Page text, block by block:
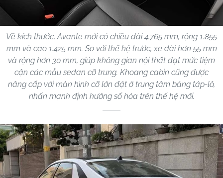
Về kích thước, Avante mới có chiều dài 4.765 mm, rộng 1.855
mm và cao 1.425 mm. So với thế hệ trước, xe dài hơn 55 mm
và rộng hơn 30 mm, giúp không gian nội thất đạt mức tiệm
cận các mẫu sedan cỡ trung. Khoang cabin cũng được
nâng cấp với màn hình cỡ lớn đặt ở trung tâm bảng táp-lô,
nhấn mạnh định hướng số hóa trên thế hệ mới.